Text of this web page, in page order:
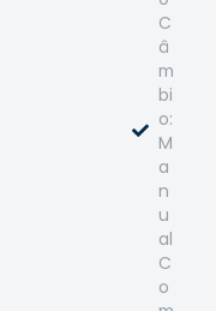
C
â
m
bi
o:
M
a
n
u
al
C
o